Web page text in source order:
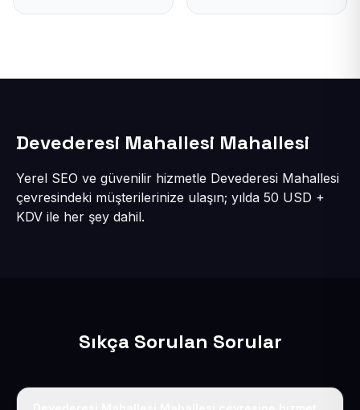
Devederesi Mahallesi Mahallesi
Yerel SEO ve güvenilir hizmetle Devederesi Mahallesi
çevresindeki müşterilerinize ulaşın; yılda 50 USD +
KDV ile her şey dahil.
Sıkça Sorulan Sorular